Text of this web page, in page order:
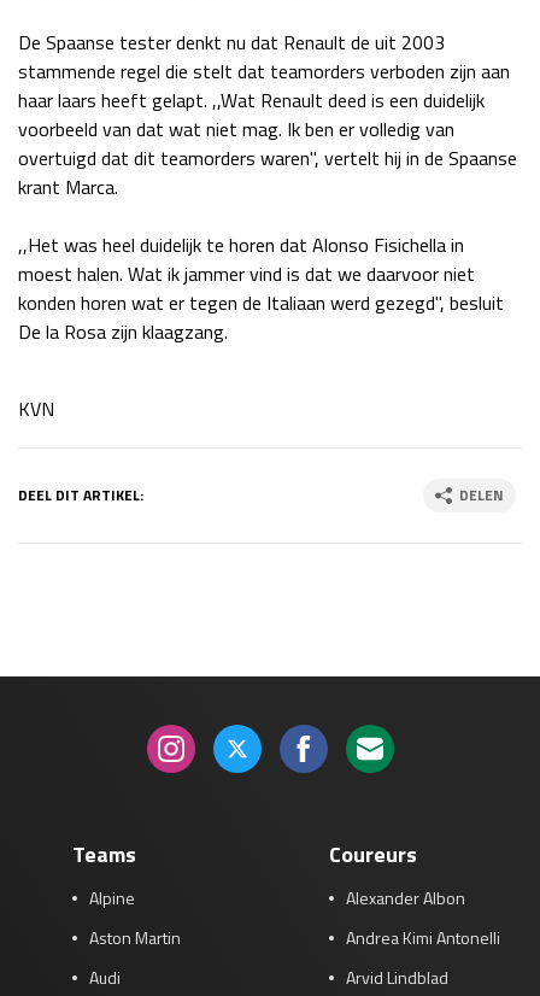
Kwalificatie
za 22:00 - 23:00
Race
zo 21:00 - 23:00
Kwalificatie
za 05:00 - 06:00
Race
zo 05:00 - 07:00
GP QATAR 2026 27 - 29 nov
GP ABU DHABI 2026 04 - 06 dec
Race
zo 14:00 - 16:00
De Spaanse tester denkt nu dat Renault de uit 2003
stammende regel die stelt dat teamorders verboden zijn aan
haar laars heeft gelapt. ,,Wat Renault deed is een duidelijk
voorbeeld van dat wat niet mag. Ik ben er volledig van
overtuigd dat dit teamorders waren", vertelt hij in de Spaanse
krant Marca.
,,Het was heel duidelijk te horen dat Alonso Fisichella in
moest halen. Wat ik jammer vind is dat we daarvoor niet
konden horen wat er tegen de Italiaan werd gezegd", besluit
De la Rosa zijn klaagzang.
KVN
DEEL DIT ARTIKEL: DELEN
Teams
Alpine
Aston Martin
Audi
Coureurs
Alexander Albon
Andrea Kimi Antonelli
Arvid Lindblad